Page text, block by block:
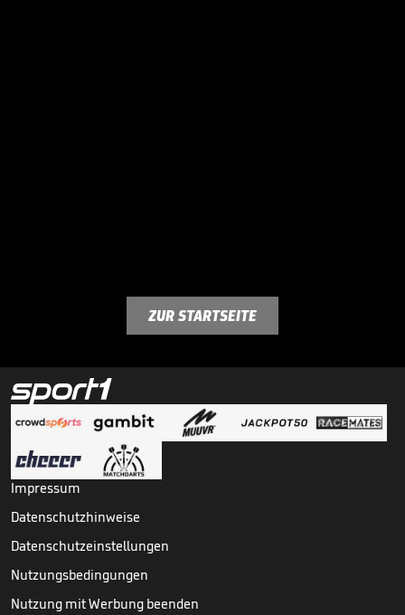
ZUR STARTSEITE
Impressum
Datenschutzhinweise
Datenschutzeinstellungen
Nutzungsbedingungen
Nutzung mit Werbung beenden